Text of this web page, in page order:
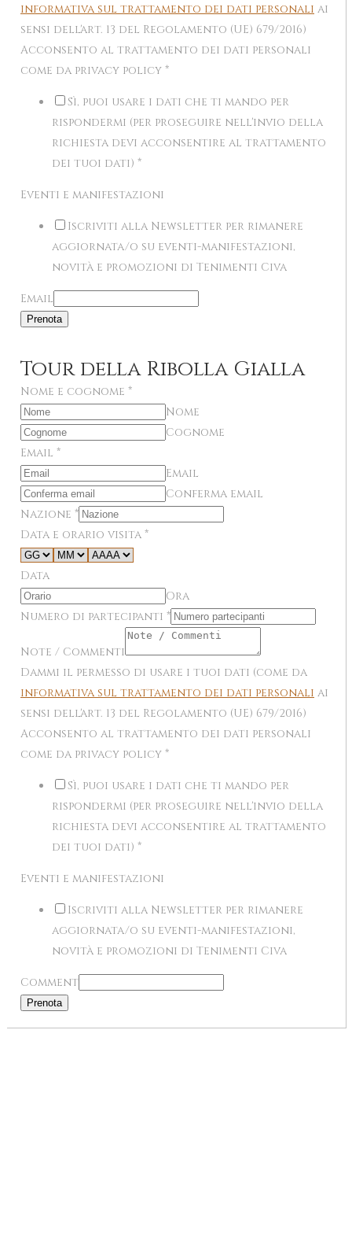
informativa sul trattamento dei dati personali ai
sensi dell'art. 13 del Regolamento (UE) 679/2016)
Acconsento al trattamento dei dati personali
come da privacy policy *
Sì, puoi usare i dati che ti mando per
rispondermi (per proseguire nell'invio della
richiesta devi acconsentire al trattamento
dei tuoi dati) *
Eventi e manifestazioni
Iscriviti alla Newsletter per rimanere
aggiornata/o su eventi-manifestazioni,
novità e promozioni di Tenimenti Civa
Email
Prenota
Tour della Ribolla Gialla
Nome e cognome *
Nome
Cognome
Email *
Email
Conferma email
Nazione *
Data e orario visita *
Data
Ora
Numero di partecipanti *
Note / Commenti
Dammi il permesso di usare i tuoi dati (come da
informativa sul trattamento dei dati personali ai
sensi dell'art. 13 del Regolamento (UE) 679/2016)
Acconsento al trattamento dei dati personali
come da privacy policy *
Sì, puoi usare i dati che ti mando per
rispondermi (per proseguire nell'invio della
richiesta devi acconsentire al trattamento
dei tuoi dati) *
Eventi e manifestazioni
Iscriviti alla Newsletter per rimanere
aggiornata/o su eventi-manifestazioni,
novità e promozioni di Tenimenti Civa
Comment
Prenota